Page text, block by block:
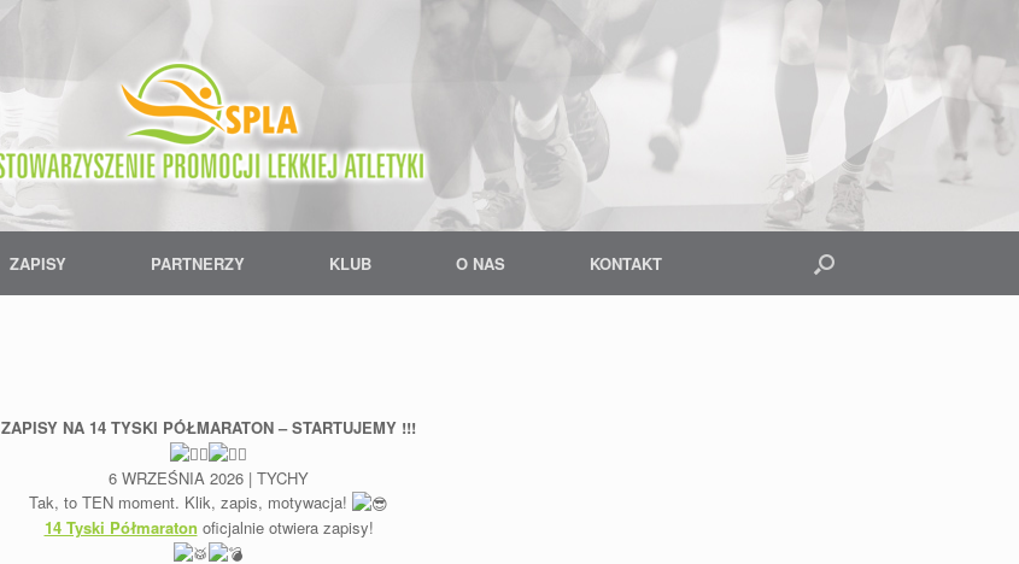
ZAPISY PARTNERZY KLUB O NAS KONTAKT
ZAPISY NA 14 TYSKI PÓŁMARATON – STARTUJEMY !!!
6 WRZEŚNIA 2026 | TYCHY
Tak, to TEN moment. Klik, zapis, motywacja!
14 Tyski Półmaraton oficjalnie otwiera zapisy!